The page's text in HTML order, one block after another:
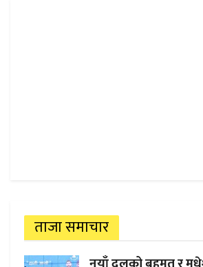
ताजा समाचार